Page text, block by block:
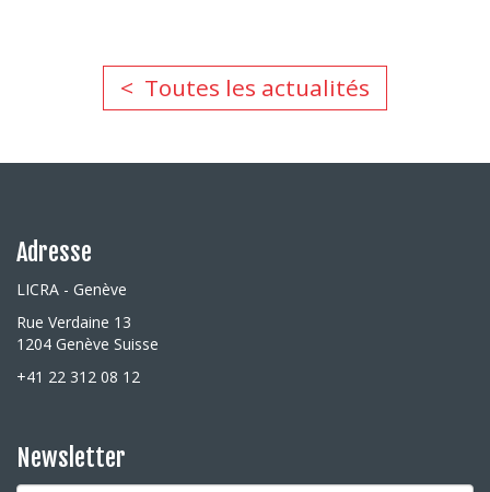
Toutes les actualités
Adresse
LICRA - Genève
Rue Verdaine 13
1204 Genève Suisse
+41 22 312 08 12
Newsletter